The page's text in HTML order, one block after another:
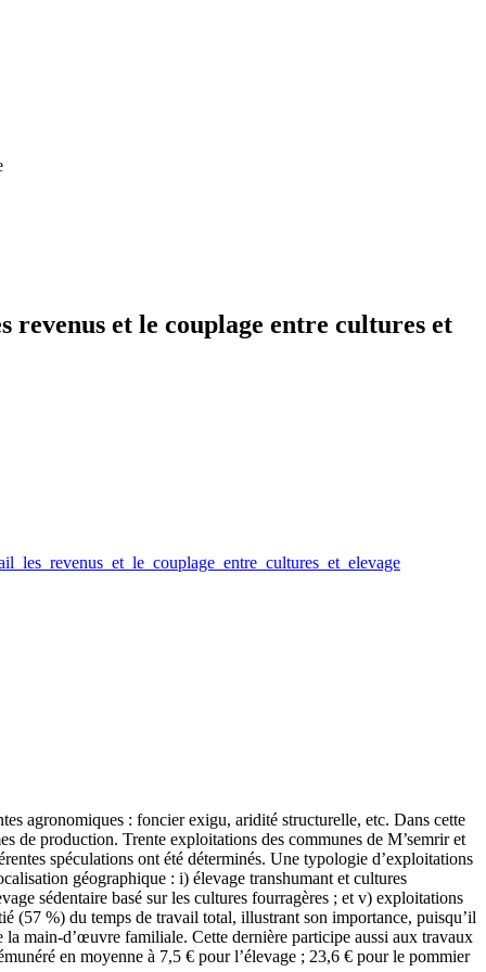
revenus et le couplage entre cultures et
agronomiques : foncier exigu, aridité structurelle, etc. Dans cette
de production. Trente exploitations des communes de M’semrir et
spéculations ont été déterminés. Une typologie d’exploitations
géographique : i) élevage transhumant et cultures
sédentaire basé sur les cultures fourragères ; et v) exploitations
(57 %) du temps de travail total, illustrant son importance, puisqu’il
la main-d’œuvre familiale. Cette dernière participe aussi aux travaux
en moyenne à 7,5 € pour l’élevage ; 23,6 € pour le pommier